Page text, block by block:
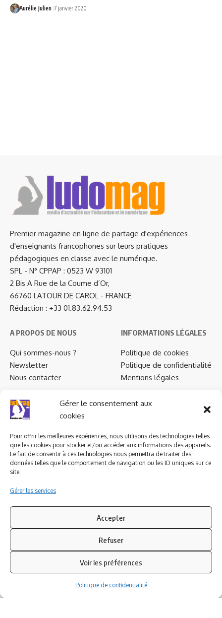
Gérer le consentement aux
cookies
Pour offrir les meilleures expériences, nous utilisons des technologies telles
que les cookies pour stocker et/ou accéder aux informations des appareils.
Le fait de consentir à ces technologies nous permettra de traiter des
données telles que le comportement de navigation ou les ID uniques sur ce
site.
Gérer les services
Accepter
Refuser
Voir les préférences
Politique de confidentialité
Aurélie Julien 7 janvier 2020
Premier magazine en ligne de partage d'expériences
d'enseignants francophones sur leurs pratiques
pédagogiques en classe avec le numérique.
SPL - N° CPPAP : 0523 W 93101
2 Bis A Rue de la Coume d’Or,
66760 LATOUR DE CAROL - FRANCE
Rédaction : +33 01.83.62.94.53
A PROPOS DE NOUS
Qui sommes-nous ?
Newsletter
Nous contacter
Ludomag "Le Club"
INFORMATIONS LÉGALES
Politique de cookies
Politique de confidentialité
Mentions légales
LIENS UTILES
ludoviales
PARTENAIRES